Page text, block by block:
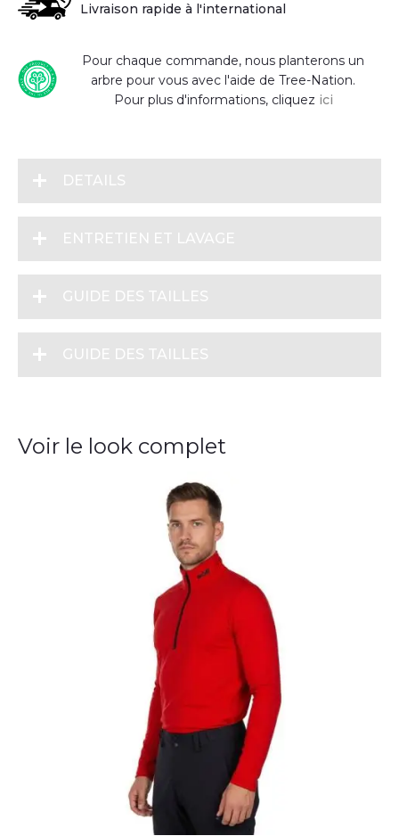
Livraison rapide à l'international
Pour chaque commande, nous planterons un
arbre pour vous avec l'aide de Tree-Nation.
Pour plus d'informations, cliquez ici
DETAILS
ENTRETIEN ET LAVAGE
GUIDE DES TAILLES
GUIDE DES TAILLES
Voir le look complet